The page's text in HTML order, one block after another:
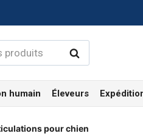
Rechercher
humain Éleveurs
pour chien